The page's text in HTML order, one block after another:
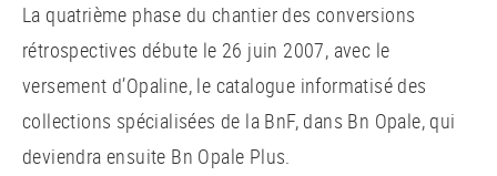
La quatrième phase du chantier des conversions
rétrospectives débute le 26 juin 2007, avec le
versement d’Opaline, le catalogue informatisé des
collections spécialisées de la BnF, dans Bn Opale, qui
deviendra ensuite Bn Opale Plus.